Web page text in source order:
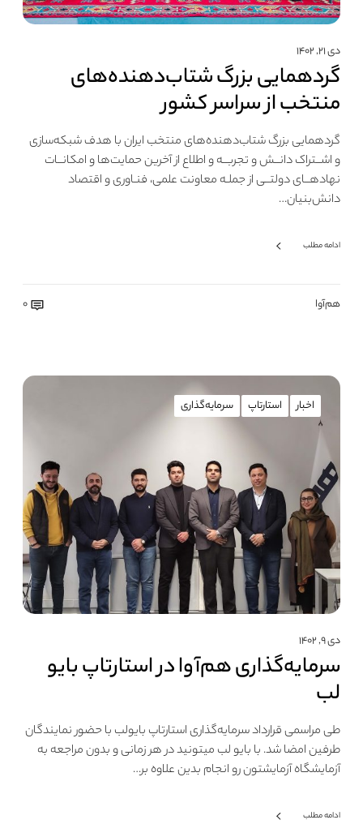
دی ۲۱, ۱۴۰۲
گردهمایی بزرگ شتاب‌دهنده‌های
منتخب از سراسر کشور
گردهمایی بزرگ شتاب‌دهنده‌های منتخب ایران با هدف شبکه‌سازی
و اشــتراک دانــش و تجربــه و اطلاع از آخرین حمایت‌ها و امکانــات
نهادهــای دولتــی از جملـه معاونت علمی، فنـاوری و اقتصاد
دانش‌بنیان…
ادامه مطلب
هم‌آوا 0
اخبار استارتاپ سرمایه‌گذاری
دی ۹, ۱۴۰۲
سرمایه‌گذاری هم‌آوا در استارتاپ بایو
لب
طی مراسمی قرارداد سرمایه‌گذاری استارتاپ بایولب با حضور نمایندگان
طرفین امضا شد. با بایو لب میتونید در هر زمانی و بدون مراجعه به
آزمایشگاه آزمایشتون رو انجام بدین علاوه بر…
ادامه مطلب